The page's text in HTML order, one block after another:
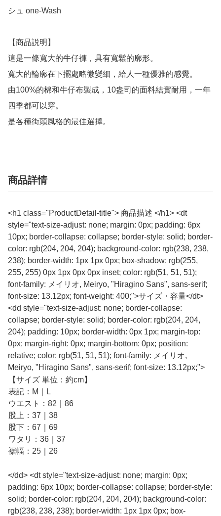
シュ one-Wash
【商品説明】
這是一條寬大的牛仔褲，具有寬鬆的廓形。
寬大的輪廓在下擺處略微變細，給人一種優雅的感覺。
由100%的棉和牛仔布製成，10盎司的面料結實耐用，一年
四季都可以穿。
是各種街頭風格的最佳選擇。
商品詳情
<h1 class="ProductDetail-title"> 商品描述 </h1> <dt
style="text-size-adjust: none; margin: 0px; padding: 6px
10px; border-collapse: collapse; border-style: solid; border-
color: rgb(204, 204, 204); background-color: rgb(238, 238,
238); border-width: 1px 1px 0px; box-shadow: rgb(255,
255, 255) 0px 1px 0px 0px inset; color: rgb(51, 51, 51);
font-family: メイリオ, Meiryo, "Hiragino Sans", sans-serif;
font-size: 13.12px; font-weight: 400;">サイズ・容量</dt>
<dd style="text-size-adjust: none; border-collapse:
collapse; border-style: solid; border-color: rgb(204, 204,
204); padding: 10px; border-width: 0px 1px; margin-top:
0px; margin-right: 0px; margin-bottom: 0px; position:
relative; color: rgb(51, 51, 51); font-family: メイリオ,
Meiryo, "Hiragino Sans", sans-serif; font-size: 13.12px;">
【サイズ 単位：約cm】
表記：M｜L
ウエスト：82｜86
股上：37｜38
股下：67｜69
ワタリ：36｜37
裾幅：25｜26
</dd> <dt style="text-size-adjust: none; margin: 0px;
padding: 6px 10px; border-collapse: collapse; border-style:
solid; border-color: rgb(204, 204, 204); background-color:
rgb(238, 238, 238); border-width: 1px 1px 0px; box-